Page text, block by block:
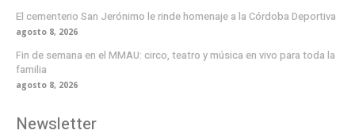
El cementerio San Jerónimo le rinde homenaje a la Córdoba Deportiva
agosto 8, 2026
Fin de semana en el MMAU: circo, teatro y música en vivo para toda la
familia
agosto 8, 2026
Newsletter